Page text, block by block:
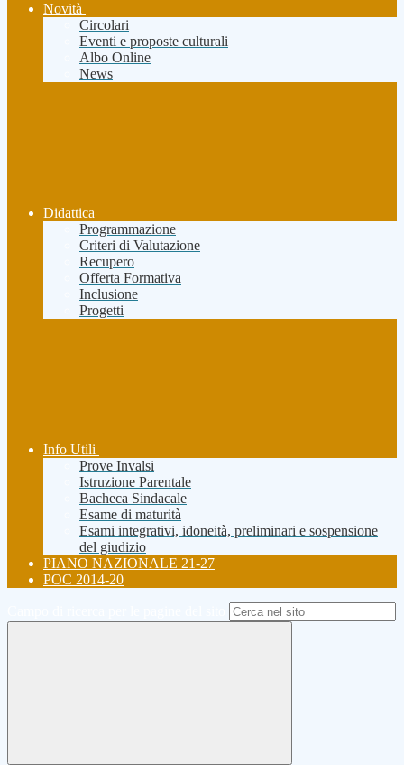
Novità
Circolari
Eventi e proposte culturali
Albo Online
News
Didattica
Programmazione
Criteri di Valutazione
Recupero
Offerta Formativa
Inclusione
Progetti
Info Utili
Prove Invalsi
Istruzione Parentale
Bacheca Sindacale
Esame di maturità
Esami integrativi, idoneità, preliminari e sospensione
del giudizio
PIANO NAZIONALE 21-27
POC 2014-20